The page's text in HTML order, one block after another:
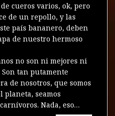
cueros varios, ok, pero
de un repollo, y las
país bananero, deben
de nuestro hermoso
no son ni mejores ni
tan putamente
de nosotros, que somos
planeta, seamos
Nada, eso…